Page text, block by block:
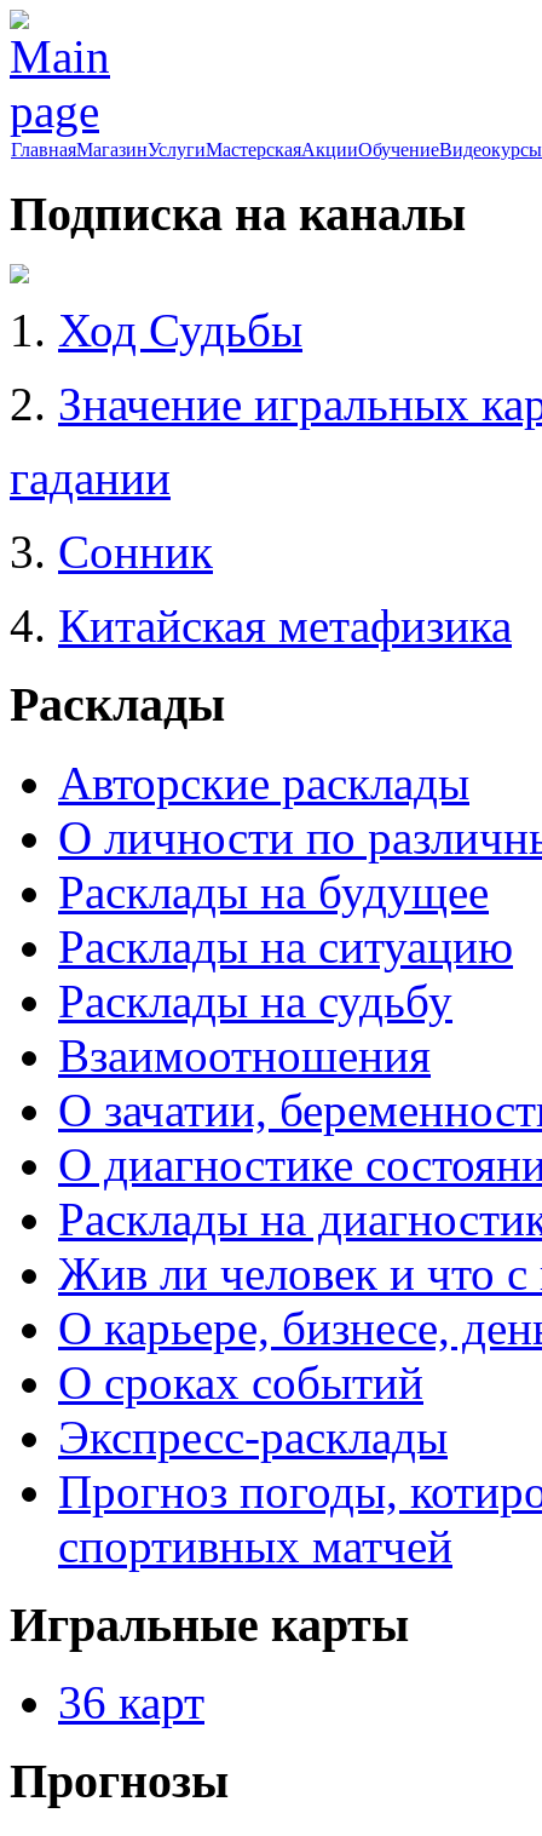
ГлавнаяМагазинУслугиМастерскаяАкцииОбучениеВидеокурсы
Подписка на каналы
1. Ход Судьбы
2. Значение игральных
гадании
3. Сонник
4. Китайская метафизика
Расклады
Авторские расклады
О личности по
Расклады на будущее
Расклады на ситуацию
Расклады на судьбу
Взаимоотношения
О зачатии,
О диагностике
Расклады на
Жив ли человек и что
О карьере, бизнесе,
О сроках событий
Экспресс-расклады
Прогноз погоды,
спортивных матчей
Игральные карты
36 карт
Прогнозы